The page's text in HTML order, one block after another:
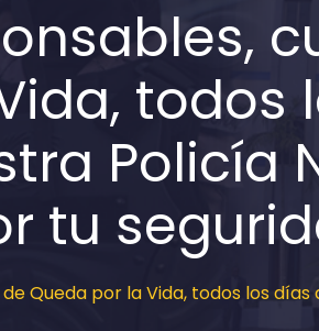
todos
Policía
tu
Queda por la Vida, todos los